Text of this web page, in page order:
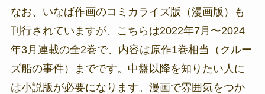
なお、いなば作画のコミカライズ版（漫画版）も
刊行されていますが、こちらは2022年7月〜2024
年3月連載の全2巻で、内容は原作1巻相当（クルー
ズ船の事件）までです。中盤以降を知りたい人に
は小説版が必要になります。漫画で雰囲気をつか